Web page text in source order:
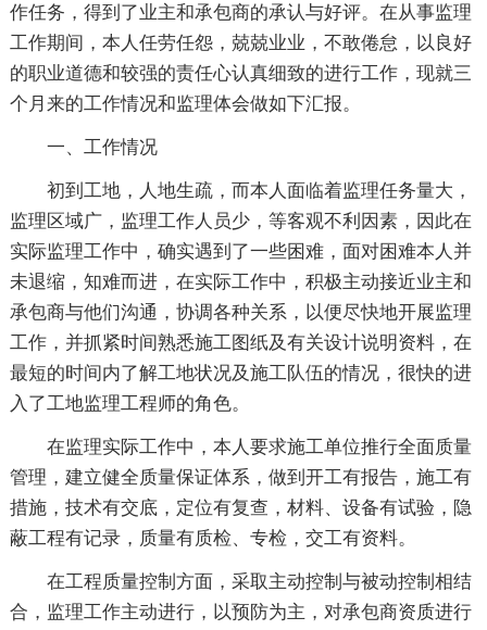
作任务，得到了业主和承包商的承认与好评。在从事监理
工作期间，本人任劳任怨，兢兢业业，不敢倦怠，以良好
的职业道德和较强的责任心认真细致的进行工作，现就三
个月来的工作情况和监理体会做如下汇报。
一、工作情况
初到工地，人地生疏，而本人面临着监理任务量大，
监理区域广，监理工作人员少，等客观不利因素，因此在
实际监理工作中，确实遇到了一些困难，面对困难本人并
未退缩，知难而进，在实际工作中，积极主动接近业主和
承包商与他们沟通，协调各种关系，以便尽快地开展监理
工作，并抓紧时间熟悉施工图纸及有关设计说明资料，在
最短的时间内了解工地状况及施工队伍的情况，很快的进
入了工地监理工程师的角色。
在监理实际工作中，本人要求施工单位推行全面质量
管理，建立健全质量保证体系，做到开工有报告，施工有
措施，技术有交底，定位有复查，材料、设备有试验，隐
蔽工程有记录，质量有质检、专检，交工有资料。
在工程质量控制方面，采取主动控制与被动控制相结
合，监理工作主动进行，以预防为主，对承包商资质进行